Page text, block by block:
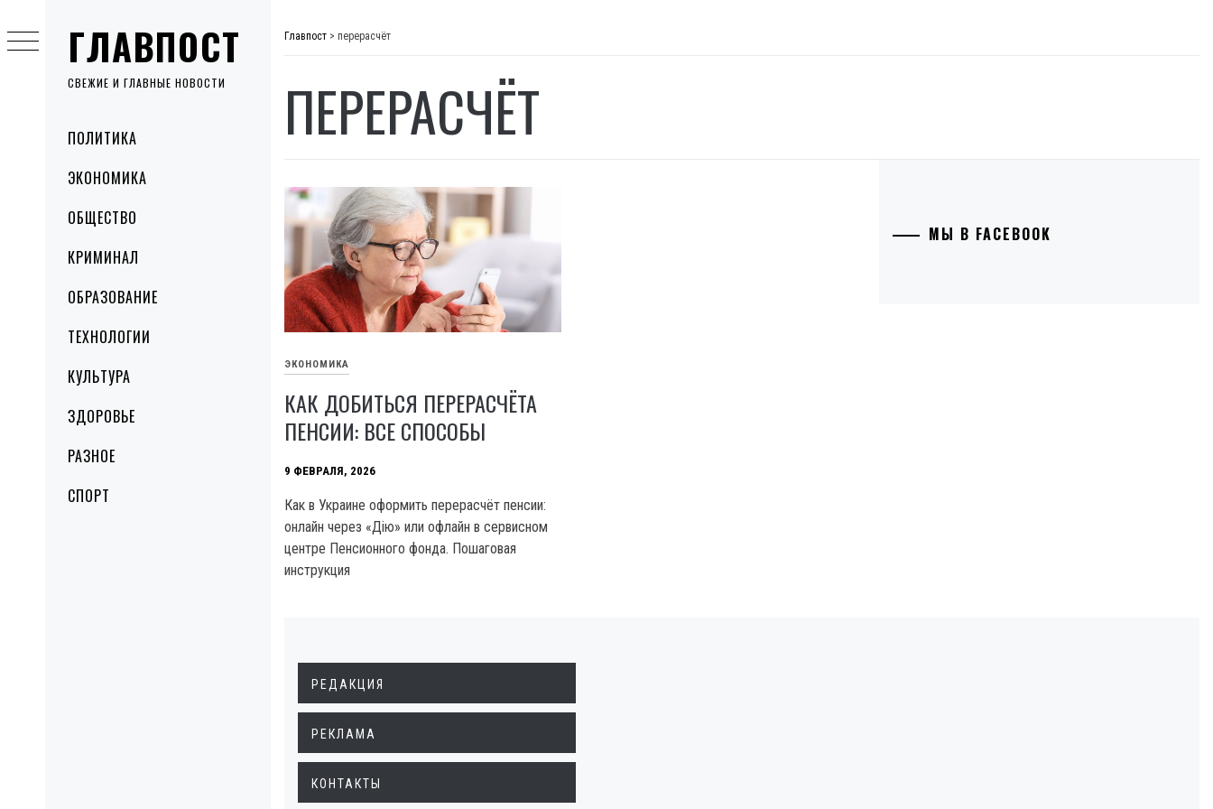
ГЛАВПОСТ
СВЕЖИЕ И ГЛАВНЫЕ НОВОСТИ
MenuПОЛИТИКА
ЭКОНОМИКА
ОБЩЕСТВО
КРИМИНАЛ
ОБРАЗОВАНИЕ
ТЕХНОЛОГИИ
КУЛЬТУРА
ЗДОРОВЬЕ
РАЗНОЕ
СПОРТ
to
content
Главпост > перерасчёт
ПЕРЕРАСЧЁТ
ЭКОНОМИКА
КАК ДОБИТЬСЯ ПЕРЕРАСЧЁТА
ПЕНСИИ: ВСЕ СПОСОБЫ
9 ФЕВРАЛЯ, 2026
Как в Украине оформить перерасчёт пенсии:
онлайн через «Дію» или офлайн в сервисном
центре Пенсионного фонда. Пошаговая
инструкция
МЫ В FACEBOOK
РЕДАКЦИЯ
РЕКЛАМА
КОНТАКТЫ